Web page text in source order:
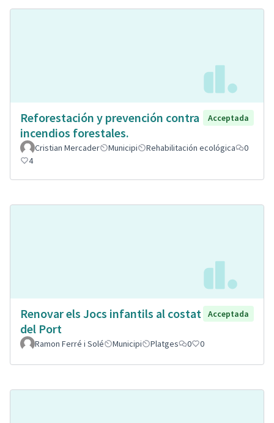
Reforestación y prevención contra
incendios forestales.
Acceptada
Cristian Mercader Municipi Rehabilitación ecológica
0
4
Renovar els Jocs infantils al costat
del Port
Acceptada
Ramon Ferré i Solé Municipi Platges 0 0